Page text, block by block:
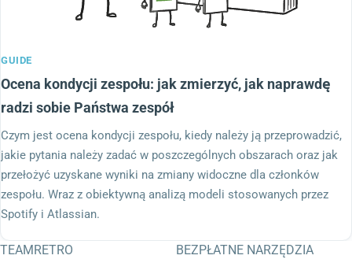
GUIDE
Ocena kondycji zespołu: jak zmierzyć, jak naprawdę
radzi sobie Państwa zespół
Czym jest ocena kondycji zespołu, kiedy należy ją przeprowadzić,
jakie pytania należy zadać w poszczególnych obszarach oraz jak
przełożyć uzyskane wyniki na zmiany widoczne dla członków
zespołu. Wraz z obiektywną analizą modeli stosowanych przez
Spotify i Atlassian.
TEAMRETRO BEZPŁATNE NARZĘDZIA